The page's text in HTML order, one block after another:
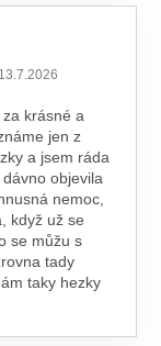
obchodu je 5 z 5
13.7.2026
krásné a
jen z
a jsem ráda
objevila
nemoc,
když už se
se můžu s
tady
taky hezky